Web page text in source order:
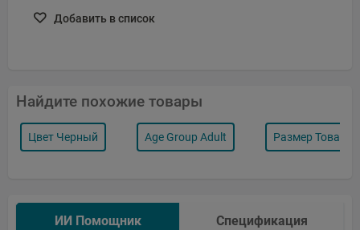
Добавить в список
Найдите похожие товары
Цвет Черный Age Group Adult Размер Товара
ИИ Помощник Спецификация